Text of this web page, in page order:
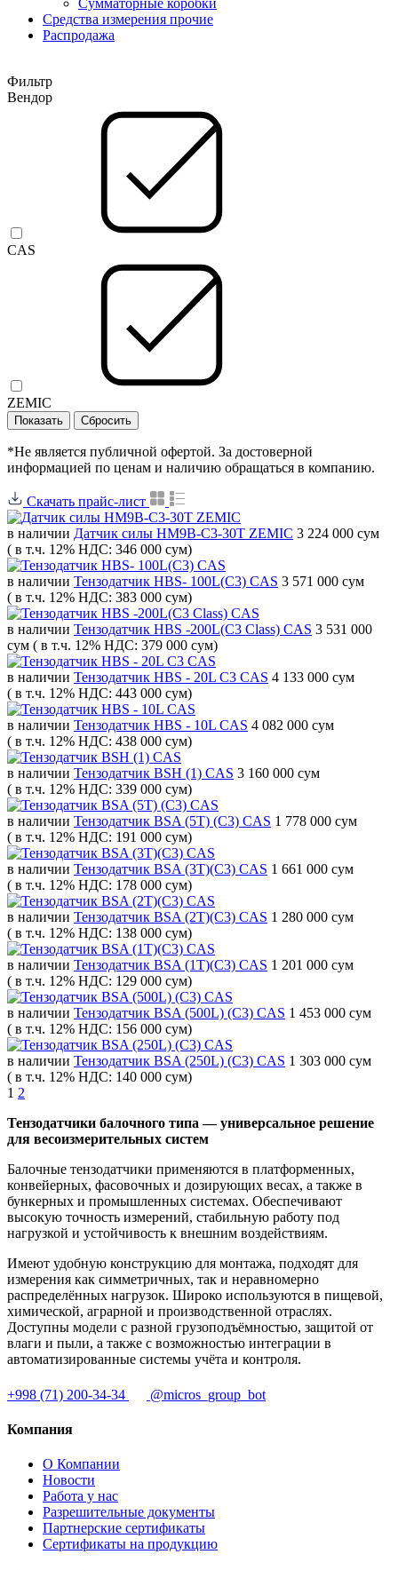
Средства измерения прочие
Распродажа
Фильтр
Вендор
CAS
ZEMIC
*Не является публичной офертой. За достоверной
информацией по ценам и наличию обращаться в компанию.
Скачать прайс-лист
в наличии Датчик силы HM9B-C3-30T ZEMIC 3 224 000 сум
( в т.ч. 12% НДС: 346 000 сум)
в наличии Тензодатчик HBS- 100L(C3) CAS 3 571 000 сум
( в т.ч. 12% НДС: 383 000 сум)
в наличии Тензодатчик HBS -200L(C3 Class) CAS 3 531 000
сум ( в т.ч. 12% НДС: 379 000 сум)
в наличии Тензодатчик HBS - 20L C3 CAS 4 133 000 сум
( в т.ч. 12% НДС: 443 000 сум)
в наличии Тензодатчик HBS - 10L CAS 4 082 000 сум
( в т.ч. 12% НДС: 438 000 сум)
в наличии Тензодатчик BSH (1) CAS 3 160 000 сум
( в т.ч. 12% НДС: 339 000 сум)
в наличии Тензодатчик BSA (5T) (C3) CAS 1 778 000 сум
( в т.ч. 12% НДС: 191 000 сум)
в наличии Тензодатчик BSA (3T)(C3) CAS 1 661 000 сум
( в т.ч. 12% НДС: 178 000 сум)
в наличии Тензодатчик BSA (2T)(C3) CAS 1 280 000 сум
( в т.ч. 12% НДС: 138 000 сум)
в наличии Тензодатчик BSA (1T)(C3) CAS 1 201 000 сум
( в т.ч. 12% НДС: 129 000 сум)
в наличии Тензодатчик BSA (500L) (C3) CAS 1 453 000 сум
( в т.ч. 12% НДС: 156 000 сум)
в наличии Тензодатчик BSA (250L) (C3) CAS 1 303 000 сум
( в т.ч. 12% НДС: 140 000 сум)
1 2
Тензодатчики балочного типа — универсальное решение
для весоизмерительных систем
Балочные тензодатчики применяются в платформенных,
конвейерных, фасовочных и дозирующих весах, а также в
бункерных и промышленных системах. Обеспечивают
высокую точность измерений, стабильную работу под
нагрузкой и устойчивость к внешним воздействиям.
Имеют удобную конструкцию для монтажа, подходят для
измерения как симметричных, так и неравномерно
распределённых нагрузок. Широко используются в пищевой,
химической, аграрной и производственной отраслях.
Доступны модели с разной грузоподъёмностью, защитой от
влаги и пыли, а также с возможностью интеграции в
автоматизированные системы учёта и контроля.
+998 (71) 200-34-34 @micros_group_bot
Компания
О Компании
Новости
Работа у нас
Разрешительные документы
Партнерские сертификаты
Сертификаты на продукцию